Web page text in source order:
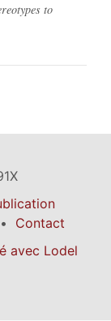
to
Contact
avec Lodel